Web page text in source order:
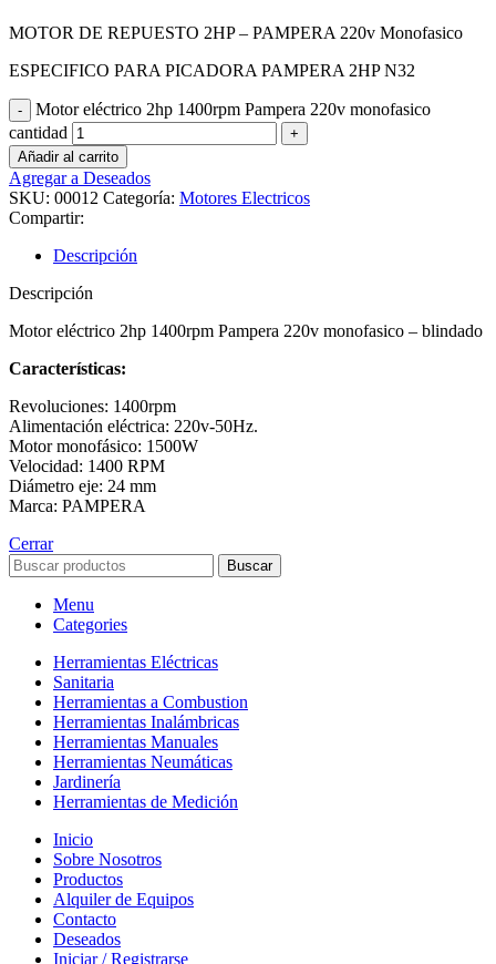
MOTOR DE REPUESTO 2HP – PAMPERA 220v Monofasico
ESPECIFICO PARA PICADORA PAMPERA 2HP N32
Motor eléctrico 2hp 1400rpm Pampera 220v monofasico
cantidad
Añadir al carrito
Agregar a Deseados
SKU: 00012 Categoría: Motores Electricos
Compartir:
Descripción
Descripción
Motor eléctrico 2hp 1400rpm Pampera 220v monofasico – blindado
Características:
Revoluciones: 1400rpm
Alimentación eléctrica: 220v-50Hz.
Motor monofásico: 1500W
Velocidad: 1400 RPM
Diámetro eje: 24 mm
Marca: PAMPERA
Cerrar
Buscar
Menu
Categories
Herramientas Eléctricas
Sanitaria
Herramientas a Combustion
Herramientas Inalámbricas
Herramientas Manuales
Herramientas Neumáticas
Jardinería
Herramientas de Medición
Inicio
Sobre Nosotros
Productos
Alquiler de Equipos
Contacto
Deseados
Iniciar / Registrarse